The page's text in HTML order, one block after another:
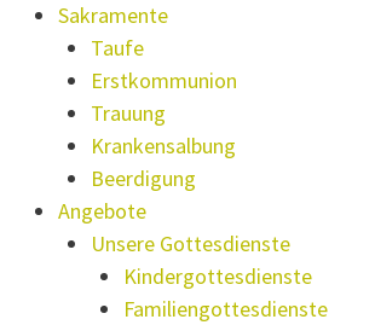
Sakramente
Taufe
Erstkommunion
Trauung
Krankensalbung
Beerdigung
Angebote
Unsere Gottesdienste
Kindergottesdienste
Familiengottesdienste